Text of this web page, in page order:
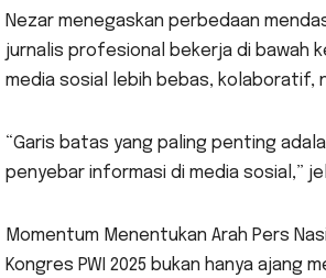
Nezar menegaskan perbedaan
jurnalis profesional bekerja di bawah
media sosial lebih bebas, kolaboratif,
“Garis batas yang paling penting
penyebar informasi di media sosial,”
Momentum Menentukan Arah Pers
Kongres PWI 2025 bukan hanya